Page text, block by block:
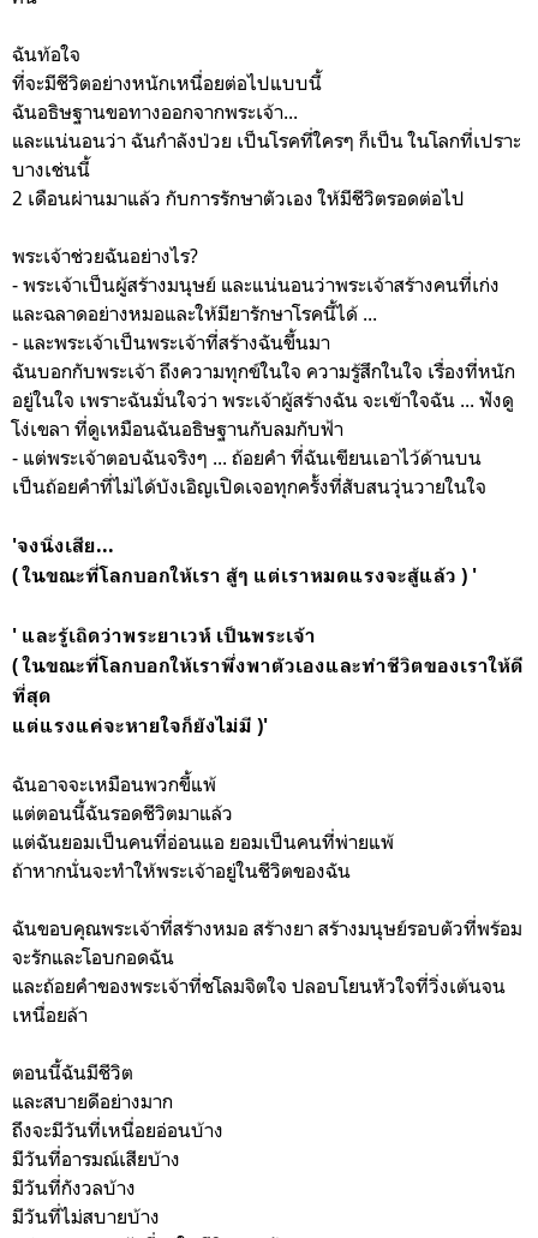
ฉันท้อใจ
ที่จะมีชีวิตอย่างหนักเหนื่อยต่อไปแบบนี้
ฉันอธิษฐานขอทางออกจากพระเจ้า...
และแน่นอนว่า ฉันกำลังป่วย เป็นโรคที่ใครๆ ก็เป็น ในโลกที่เปราะ
บางเช่นนี้
2 เดือนผ่านมาแล้ว กับการรักษาตัวเอง ให้มีชีวิตรอดต่อไป
พระเจ้าช่วยฉันอย่างไร?
- พระเจ้าเป็นผู้สร้างมนุษย์ และแน่นอนว่าพระเจ้าสร้างคนที่เก่ง
และฉลาดอย่างหมอและให้มียารักษาโรคนี้ได้ ...
- และพระเจ้าเป็นพระเจ้าที่สร้างฉันขึ้นมา
ฉันบอกกับพระเจ้า ถึงความทุกข์ในใจ ความรู้สึกในใจ เรื่องท่ี่หนัก
อยู่ในใจ เพราะฉันมั่นใจว่า พระเจ้าผู้สร้างฉัน จะเข้าใจฉัน ... ฟังดู
โง่เขลา ที่ดูเหมือนฉันอธิษฐานกับลมกับฟ้า
- แต่พระเจ้าตอบฉันจริงๆ ... ถ้อยคำ ที่ฉันเขียนเอาไว้ด้านบน
เป็นถ้อยคำที่ไม่ได้บังเอิญเปิดเจอทุกครั้งที่สับสนวุ่นวายในใจ
'จงนิ่งเสีย...
( ในขณะที่โลกบอกให้เรา สู้ๆ แต่เราหมดแรงจะสู้แล้ว ) '
' และรู้เถิดว่าพระยาเวห์ เป็นพระเจ้า
( ในขณะที่โลกบอกให้เราพึ่งพาตัวเองและทำชีวิตของเราให้ดี
ที่สุด
แต่แรงแค่จะหายใจก็ยังไม่มี )'
ฉันอาจจะเหมือนพวกขี้แพ้
แต่ตอนนี้ฉันรอดชีวิตมาแล้ว
แต่ฉันยอมเป็นคนที่อ่อนแอ ยอมเป็นคนที่พ่ายแพ้
ถ้าหากนั่นจะทำให้พระเจ้าอยู่ในชีวิตของฉัน
ฉันขอบคุณพระเจ้าที่สร้างหมอ สร้างยา สร้างมนุษย์รอบตัวที่พร้อม
จะรักและโอบกอดฉัน
และถ้อยคำของพระเจ้าที่ชโลมจิตใจ ปลอบโยนหัวใจที่วิ่งเต้นจน
เหนื่อยล้า
ตอนนี้ฉันมีชีวิต
และสบายดีอย่างมาก
ถึงจะมีวันที่เหนื่อยอ่อนบ้าง
มีวันที่อารมณ์เสียบ้าง
มีวันที่กังวลบ้าง
มีวันที่ไม่สบายบ้าง